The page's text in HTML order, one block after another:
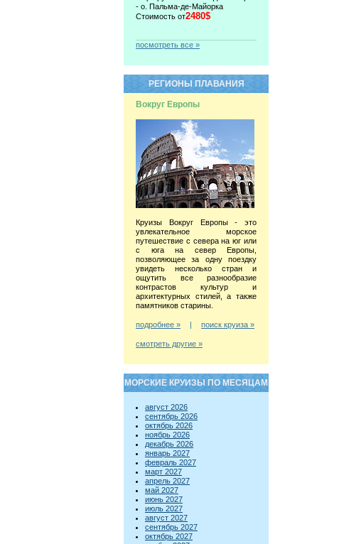
- о. Пальма-де-Майорка
Стоимость от2480$
посмотреть все »
РЕГИОНЫ ПЛАВАНИЯ
Вокруг Европы
Круизы Вокруг Европы - это
увлекательное морское
путешествие с севера на юг или
с юга на север Европы,
позволяющее за одну поездку
увидеть несколько стран и
ощутить все разнообразие
контрастов культур и
архитектурных стилей, а также
памятников старины.
подробнее » | поиск круиза »
смотреть другие »
МОРСКИЕ КРУИЗЫ ПО МЕСЯЦАМ
август 2026
сентябрь 2026
октябрь 2026
ноябрь 2026
декабрь 2026
январь 2027
февраль 2027
март 2027
апрель 2027
май 2027
июнь 2027
июль 2027
август 2027
сентябрь 2027
октябрь 2027